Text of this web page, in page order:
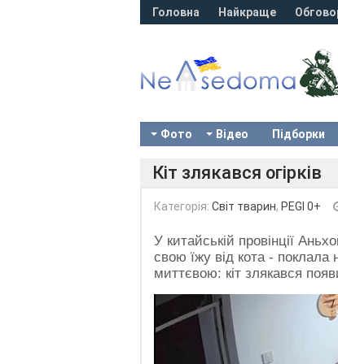
Головна Найкраще
Фото Відео Підборки
Кіт злякався огірків
Категорія: Світ тварин, PEGI 0+
У китайській провінції
свою їжу від кота - поклала
миттєвою: кіт злякався
Video
Player